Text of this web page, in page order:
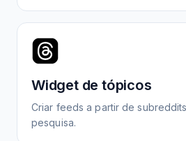
Widget de tópicos
Criar feeds a partir de
pesquisa.